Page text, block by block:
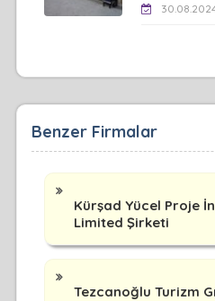
Benzer Firmalar
Kürşad Yücel Proje
Limited Şirketi
Tezcanoğlu Turizm